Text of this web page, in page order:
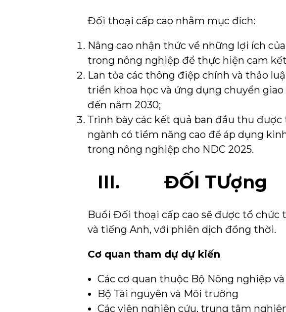
Đối thoại cấp cao nhằm mục đích:
Nâng cao nhận thức về những lợi ích
trong nông nghiệp để thực hiện cam
Lan tỏa các thông điệp chính và thảo
triển khoa học và ứng dụng chuyển
đến năm 2030;
Trình bày các kết quả ban đầu thu
ngành có tiềm năng cao để áp dụng
trong nông nghiệp cho NDC 2025.
III. ĐỐI TƯợng
Buổi Đối thoại cấp cao sẽ được tổ
và tiếng Anh, với phiên dịch đồng thời.
Cơ quan tham dự dự kiến
Các cơ quan thuộc Bộ Nông nghiệp
Bộ Tài nguyên và Môi trường
Các viện nghiên cứu, trung tâm